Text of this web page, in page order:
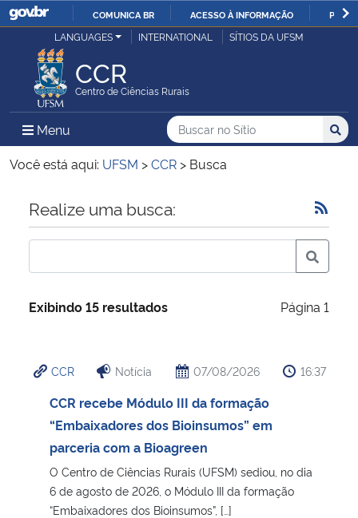
IR
COMUNICA BR ACESSO À INFORMAÇÃO
Ministério da Justiça e Segurança Pública
Ministério da Defesa
Ministério das Relações Exteriores
Ministério da Economia
Ministério da Infraestrutura
Ministério da Cidadania
Ministério de Minas e Energia
Ministério da Ciência, Tecnologia, Inovações e Comunicações
LANGUAGES INTERNATIONAL SÍTIOS DA UFSM
CCR
Centro de Ciências Rurais
Menu Menu Principal do Sítio
Busca
Buscar no no Sítio
Busca:
Você está aqui: UFSM >CCR > Busca
Início do conteúdo
Realize uma busca:
Exibindo 15 resultados Página 1
CCR Notícia 07/08/2026 16:37
CCR recebe Módulo III da formação
“Embaixadores dos Bioinsumos” em
parceria com a Bioagreen
O Centro de Ciências Rurais (UFSM) sediou, no dia
6 de agosto de 2026, o Módulo III da formação
“Embaixadores dos Bioinsumos”, […]